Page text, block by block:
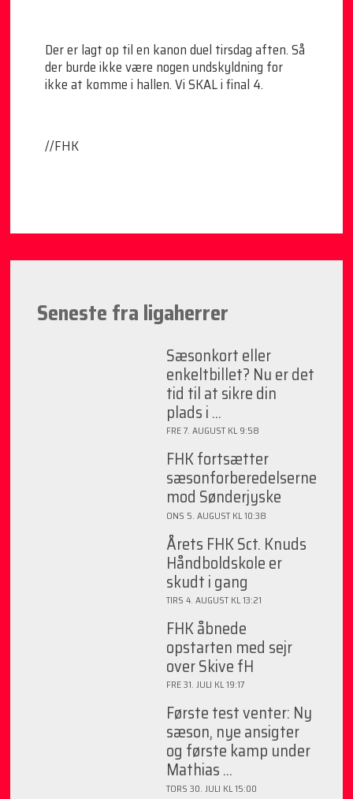
Der er lagt op til en kanon duel tirsdag aften. Så
der burde ikke være nogen undskyldning for
ikke at komme i hallen. Vi SKAL i final 4.
//FHK
Seneste fra ligaherrer
Sæsonkort eller
enkeltbillet? Nu er det
tid til at sikre din
plads i ...
FRE 7. AUGUST KL 9:58
FHK fortsætter
sæsonforberedelserne
mod Sønderjyske
ONS 5. AUGUST KL 10:38
Årets FHK Sct. Knuds
Håndboldskole er
skudt i gang
TIRS 4. AUGUST KL 13:21
FHK åbnede
opstarten med sejr
over Skive fH
FRE 31. JULI KL 19:17
Første test venter: Ny
sæson, nye ansigter
og første kamp under
Mathias ...
TORS 30. JULI KL 15:00